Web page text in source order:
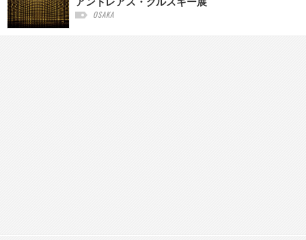
OSAKA